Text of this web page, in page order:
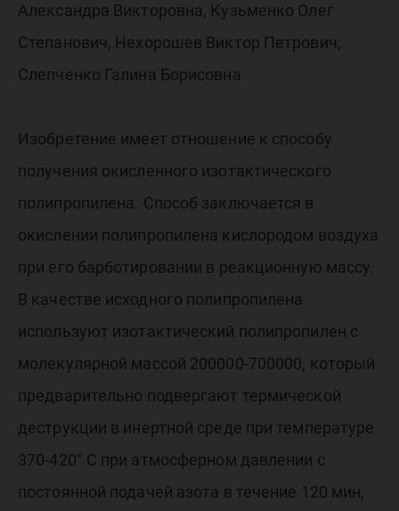
Александра Викторовна, Кузьменко Олег
Степанович, Нехорошев Виктор Петрович,
Слепченко Галина Борисовна
Изобретение имеет отношение к способу
получения окисленного изотактического
полипропилена. Способ заключается в
окислении полипропилена кислородом воздуха
при его барботировании в реакционную массу.
В качестве исходного полипропилена
используют изотактический полипропилен с
молекулярной массой 200000-700000, который
предварительно подвергают термической
деструкции в инертной среде при температуре
370-420° С при атмосферном давлении с
постоянной подачей азота в течение 120 мин,